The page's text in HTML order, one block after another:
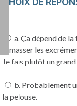
CHOIX DE
a. Ça dépend de la
ramasser les
Je fais plutôt un
b. Probablement
la pelouse.